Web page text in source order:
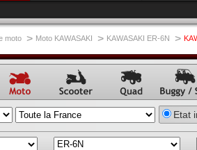
garage magasin moto
moto > Moto KAWASAKI > KAWASAKI ER-6N >
Annonce
scooter
Annonce
buggy,
SSV
Etat